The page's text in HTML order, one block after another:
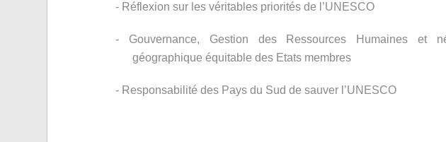
- Réflexion sur les véritables priorités de l’UNESCO
- Gouvernance, Gestion des Ressources Humaines et
géographique équitable des Etats membres
- Responsabilité des Pays du Sud de sauver l’UNESCO